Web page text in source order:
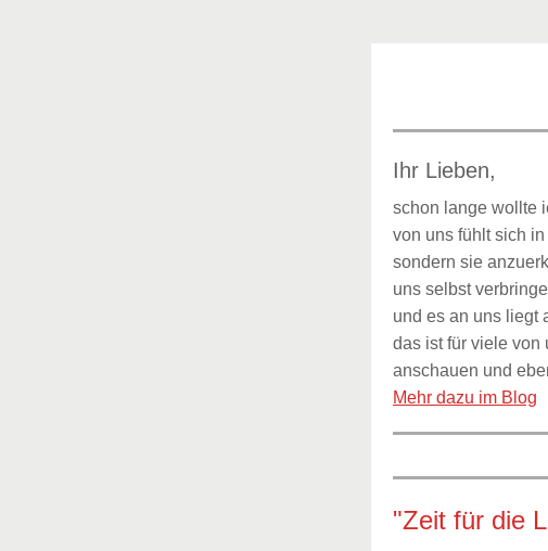
Ihr Lieben,
schon lange wollte
von uns fühlt sich
sondern sie
uns selbst
und es an uns liegt
das ist für viele von
anschauen und
Mehr dazu im Blog
"Zeit für die